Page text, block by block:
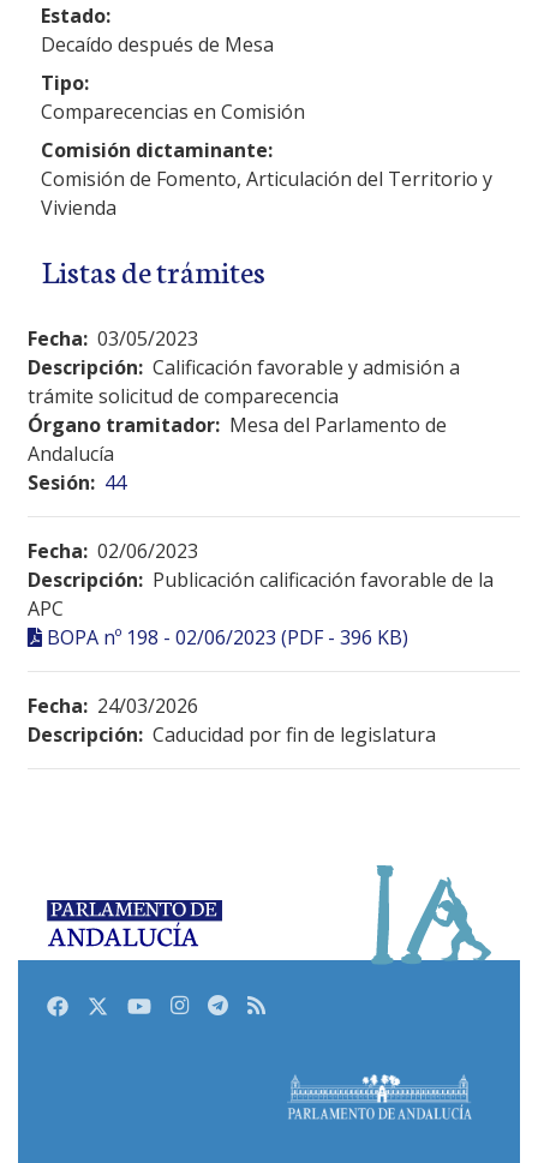
Estado:
Decaído después de Mesa
Tipo:
Comparecencias en Comisión
Comisión dictaminante:
Comisión de Fomento, Articulación del Territorio y
Vivienda
Listas de trámites
Fecha: 03/05/2023
Descripción: Calificación favorable y admisión a
trámite solicitud de comparecencia
Órgano tramitador: Mesa del Parlamento de
Andalucía
Sesión: 44
Fecha: 02/06/2023
Descripción: Publicación calificación favorable de la
APC
BOPA nº 198 - 02/06/2023 (PDF - 396 KB)
Fecha: 24/03/2026
Descripción: Caducidad por fin de legislatura
FacebookTwitterYoutubeInstagram
Telegram
RSS